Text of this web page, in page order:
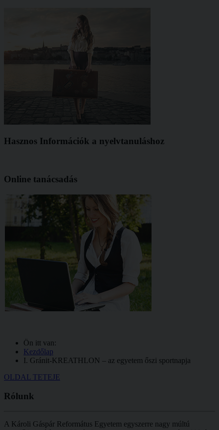
Hasznos Információk a nyelvtanuláshoz
Online tanácsadás
Ön itt van:
Kezdőlap
I. Gránit-KREATHLON – az egyetem őszi sportnapja
OLDAL TETEJE
Rólunk
A Károli Gáspár Református Egyetem egyszerre nagy múltú